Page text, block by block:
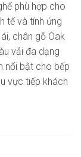
phù hợp cho
tế và tính ứng
chân gỗ Oak
vải đa dạng
nổi bật cho bếp
vực tiếp khách